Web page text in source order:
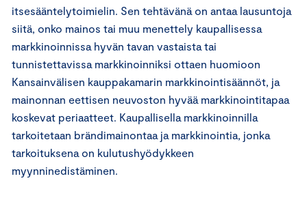
itsesääntelytoimielin. Sen tehtävänä on antaa lausuntoja
siitä, onko mainos tai muu menettely kaupallisessa
markkinoinnissa hyvän tavan vastaista tai
tunnistettavissa markkinoinniksi ottaen huomioon
Kansainvälisen kauppakamarin markkinointisäännöt, ja
mainonnan eettisen neuvoston hyvää markkinointitapaa
koskevat periaatteet. Kaupallisella markkinoinnilla
tarkoitetaan brändimainontaa ja markkinointia, jonka
tarkoituksena on kulutushyödykkeen
myynninedistäminen.